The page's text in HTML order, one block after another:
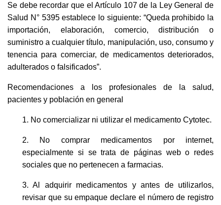
Se debe recordar que el Artículo 107 de la Ley General de
Salud N° 5395 establece lo siguiente: “Queda prohibido la
importación, elaboración, comercio, distribución o
suministro a cualquier título, manipulación, uso, consumo y
tenencia para comerciar, de medicamentos deteriorados,
adulterados o falsificados”.
Recomendaciones a los profesionales de la salud,
pacientes y población en general
1. No comercializar ni utilizar el medicamento Cytotec.
2. No comprar medicamentos por internet,
especialmente si se trata de páginas web o redes
sociales que no pertenecen a farmacias.
3. Al adquirir medicamentos y antes de utilizarlos,
revisar que su empaque declare el número de registro